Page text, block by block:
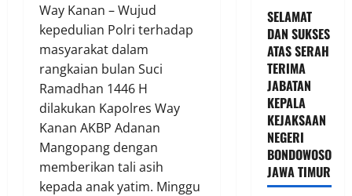
Way Kanan – Wujud
kepedulian Polri terhadap
masyarakat dalam
rangkaian bulan Suci
Ramadhan 1446 H
dilakukan Kapolres Way
Kanan AKBP Adanan
Mangopang dengan
memberikan tali asih
kepada anak yatim. Minggu
SELAMAT
DAN SUKSES
ATAS SERAH
TERIMA
JABATAN
KEPALA
KEJAKSAAN
NEGERI
BONDOWOSO
JAWA TIMUR